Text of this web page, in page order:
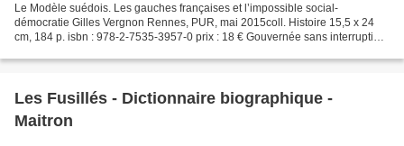
Le Modèle suédois. Les gauches françaises et l’impossible social-
démocratie Gilles Vergnon Rennes, PUR, mai 2015coll. Histoire 15,5 x 24
cm, 184 p. isbn : 978-2-7535-3957-0 prix : 18 € Gouvernée sans interruption
Les Fusillés - Dictionnaire biographique -
Maitron